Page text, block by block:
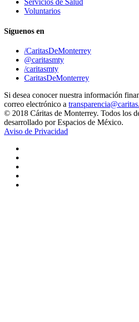
Servicios de Salud
Voluntarios
Síguenos en
/CaritasDeMonterrey
@caritasmty
/caritasmty
CaritasDeMonterrey
Si desea conocer nuestra información
correo electrónico a
© 2018 Cáritas de Monterrey. Todos los
desarrollado por Espacios de México.
Aviso de Privacidad